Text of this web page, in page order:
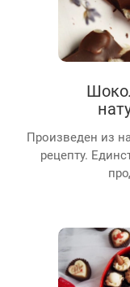
Произведен из
рецепту.